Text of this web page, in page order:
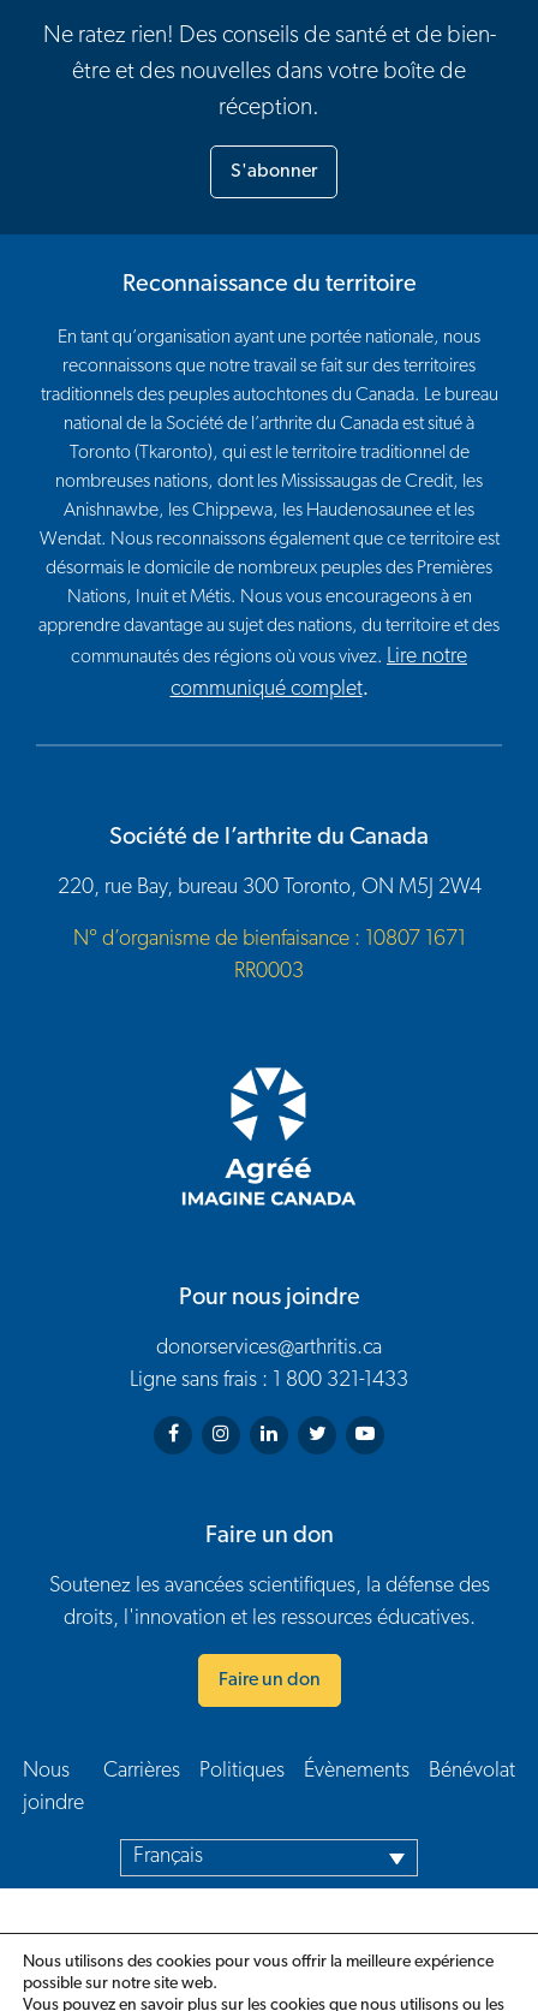
Ne ratez rien! Des conseils de santé et de bien-
être et des nouvelles dans votre boîte de
réception.
S'abonner
Reconnaissance du territoire
En tant qu’organisation ayant une portée nationale, nous
reconnaissons que notre travail se fait sur des territoires
traditionnels des peuples autochtones du Canada. Le bureau
national de la Société de l’arthrite du Canada est situé à
Toronto (Tkaronto), qui est le territoire traditionnel de
nombreuses nations, dont les Mississaugas de Credit, les
Anishnawbe, les Chippewa, les Haudenosaunee et les
Wendat. Nous reconnaissons également que ce territoire est
désormais le domicile de nombreux peuples des Premières
Nations, Inuit et Métis. Nous vous encourageons à en
apprendre davantage au sujet des nations, du territoire et des
communautés des régions où vous vivez. Lire notre
communiqué complet.
Société de l’arthrite du Canada
220, rue Bay, bureau 300 Toronto, ON M5J 2W4
N° d’organisme de bienfaisance : 10807 1671
RR0003
Pour nous joindre
donorservices@arthritis.ca
Ligne sans frais : 1 800 321-1433
Arthritis Society on Facebook
Arthritis Society on Instagram
Arthritis Society on LinkedIn
Arthritis Society on Twitter
Arthritis Society on
Faire un don
Soutenez les avancées scientifiques, la défense des
droits, l'innovation et les ressources éducatives.
Faire un don
Navigation en bas de page
Nous
joindre​
Carrières Politiques Évènements Bénévolat
Français
Nous utilisons des cookies pour vous offrir la meilleure expérience
possible sur notre site web.
Vous pouvez en savoir plus sur les cookies que nous utilisons ou les